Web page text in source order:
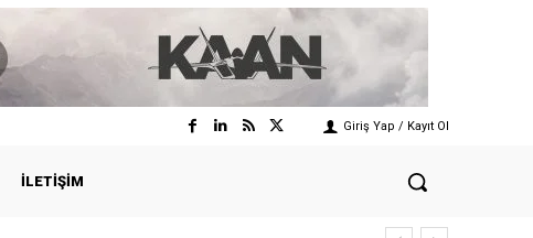
Giriş Yap / Kayıt Ol
İLETIŞIM